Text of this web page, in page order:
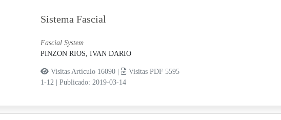
Sistema Fascial
Fascial System
PINZON RIOS, IVAN DARIO
Visitas Artículo 16090 |
Visitas PDF 5595
1-12
Publicado: 2019-03-14